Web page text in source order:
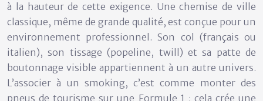
à la hauteur de cette exigence. Une chemise de ville
classique, même de grande qualité, est conçue pour un
environnement professionnel. Son col (français ou
italien), son tissage (popeline, twill) et sa patte de
boutonnage visible appartiennent à un autre univers.
L’associer à un smoking, c’est comme monter des
pneus de tourisme sur une Formule 1 : cela crée une